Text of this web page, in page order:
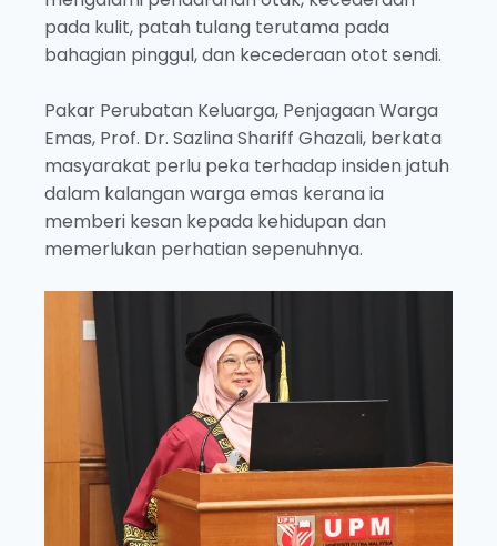
pada kulit, patah tulang terutama pada
bahagian pinggul, dan kecederaan otot sendi.
Pakar Perubatan Keluarga, Penjagaan Warga
Emas, Prof. Dr. Sazlina Shariff Ghazali, berkata
masyarakat perlu peka terhadap insiden jatuh
dalam kalangan warga emas kerana ia
memberi kesan kepada kehidupan dan
memerlukan perhatian sepenuhnya.